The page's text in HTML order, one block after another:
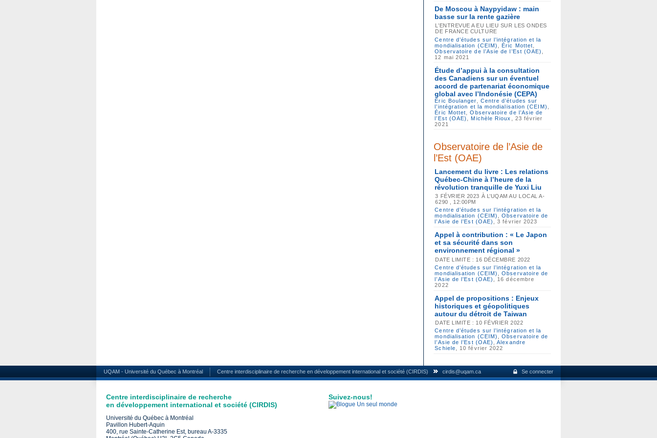
De Moscou à Naypyidaw : main
basse sur la rente gazière
L’ENTREVUE A EU LIEU SUR LES ONDES
DE FRANCE CULTURE
Centre d’études sur l’intégration et la
mondialisation (CEIM)
,Éric Mottet
Observatoire de l’Asie de l’Est (OAE)
12 mai 2021
Étude d’appui à la consultation
des Canadiens sur un éventuel
accord de partenariat économique
global avec l’Indonésie (CEPA)
Éric Boulanger
Centre d’études sur
l’intégration et la mondialisation (CEIM)
Éric Mottet
,Observatoire de l’Asie de
l’Est (OAE)
,Michèle Rioux
, 23 février
2021
Observatoire de l’Asie de
l’Est (OAE)
Lancement du livre : Les relations
Québec-Chine à l’heure de la
révolution tranquille de Yuxi Liu
3 FÉVRIER 2023 À L’UQAM AU LOCAL A-
6290 , 12:00PM
Centre d’études sur l’intégration et la
mondialisation (CEIM)
,Observatoire de
l’Asie de l’Est (OAE)
, 3 février 2023
Appel à contribution : « Le Japon
et sa sécurité dans son
environnement régional »
DATE LIMITE : 16 DÉCEMBRE 2022
Centre d’études sur l’intégration et la
mondialisation (CEIM)
,Observatoire de
l’Asie de l’Est (OAE)
, 16 décembre
2022
Appel de propositions : Enjeux
historiques et géopolitiques
autour du détroit de Taiwan
DATE LIMITE : 10 FÉVRIER 2022
Centre d’études sur l’intégration et la
mondialisation (CEIM) ,Observatoire de
l’Asie de l’Est (OAE) ,Alexandre
Schiele, 10 février 2022
UQAM - Université du Québec à Montréal Centre interdisciplinaire de recherche en développement international et société (CIRDIS) cirdis@uqam.ca Se connecter
Centre interdisciplinaire de recherche
en développement international et société (CIRDIS)
Université du Québec à Montréal
Pavillon Hubert-Aquin
400, rue Sainte-Catherine Est, bureau A-3335
Suivez-nous!